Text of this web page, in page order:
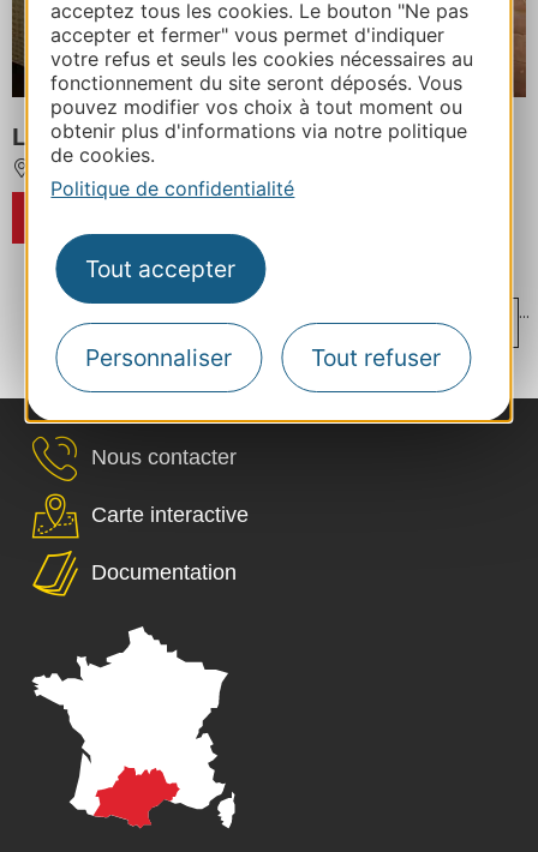
acceptez tous les cookies. Le bouton "Ne pas
accepter et fermer" vous permet d'indiquer
votre refus et seuls les cookies nécessaires au
fonctionnement du site seront déposés. Vous
pouvez modifier vos choix à tout moment ou
obtenir plus d'informations via notre politique
de cookies.
Politique de confidentialité
Tout accepter
Personnaliser Tout refuser
LA CASA CESSENON - GRENACHE
‹ 1 ... 8 10 11 ...
25 ... 40 59 ›
Nous contacter
Carte interactive
Documentation